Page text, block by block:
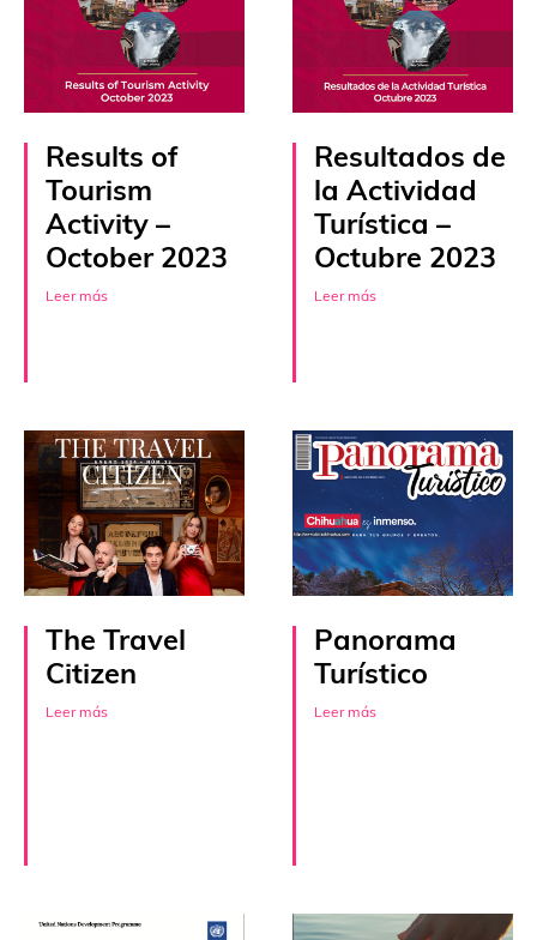
Results of
Tourism
Activity –
October 2023
Leer más
Resultados de
la Actividad
Turística –
Octubre 2023
Leer más
The Travel
Citizen
Leer más
Panorama
Turístico
Leer más